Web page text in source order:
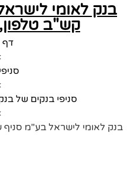
בנק לאומי
קש"ב
דף
סניפי בנקים של
בנק לאומי לישראל בע"מ סניף